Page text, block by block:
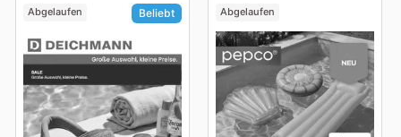
Abgelaufen Beliebt Abgelaufen